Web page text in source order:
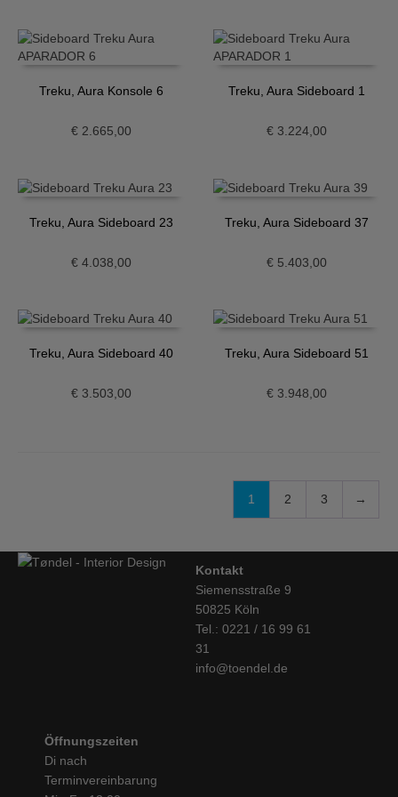
Treku, Aura Konsole 6
€2.665,00
Treku, Aura Sideboard 1
€ 3.224,00
Treku, Aura Sideboard 23
€4.038,00
Treku, Aura Sideboard 37
€ 5.403,00
Treku, Aura Sideboard 40
€3.503,00
Treku, Aura Sideboard 51
€ 3.948,00
1 2 3 →
Kontakt
Siemensstraße 9
50825 Köln
Tel.: 0221 / 16 99 61
31
info@toendel.de
Öffnungszeiten
Di nach
Terminvereinbarung